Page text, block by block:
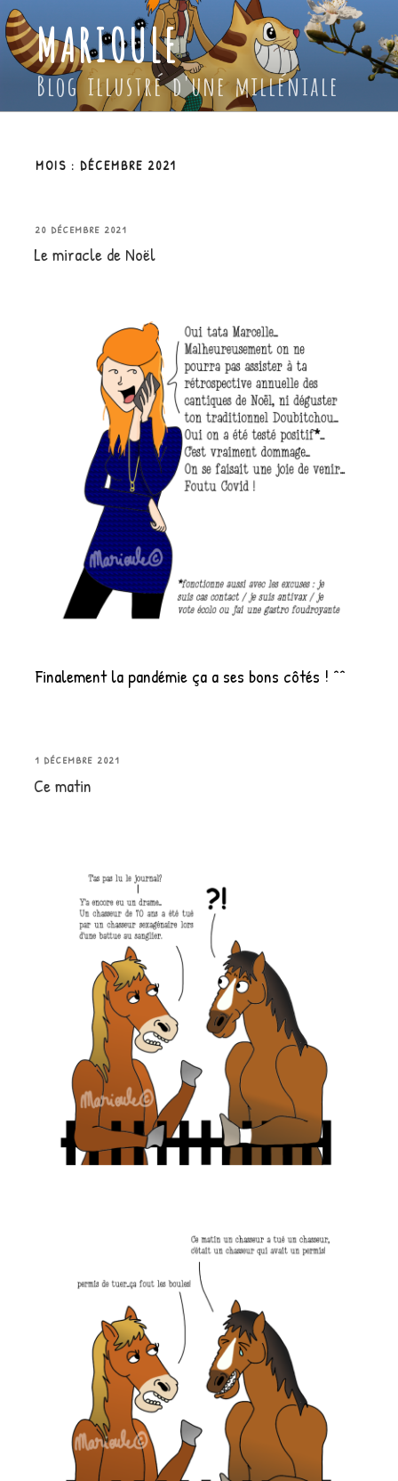
Aller
au
contenu
principal
MARIOULE
Blog illustré d'une milléniale
MOIS : DÉCEMBRE 2021
PUBLIÉ
LE
20 DÉCEMBRE 2021
Le miracle de Noël
Finalement la pandémie ça a ses bons côtés ! ^^
PUBLIÉ
LE
1 DÉCEMBRE 2021
Ce matin